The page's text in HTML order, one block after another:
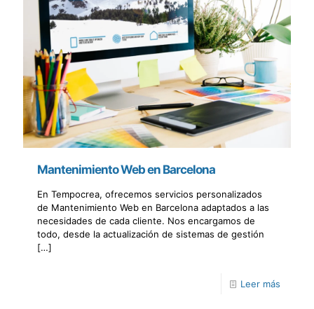
Mantenimiento Web en Barcelona
En Tempocrea, ofrecemos servicios personalizados
de Mantenimiento Web en Barcelona adaptados a las
necesidades de cada cliente. Nos encargamos de
todo, desde la actualización de sistemas de gestión
[…]
Leer más